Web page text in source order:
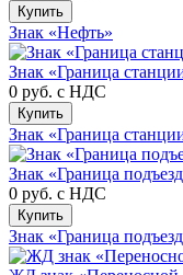
Купить
Знак «Нефть»
Знак «Граница
0 руб. с НДС
Купить
Знак «Граница
Знак «Граница
0 руб. с НДС
Купить
Знак «Граница